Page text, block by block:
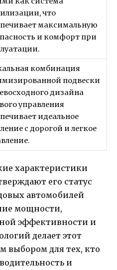
что
максимальную
и комфорт при
комбинация
подвески
дизайна
управления
идеальное
с дорогой и легкое
характеристики
его статус
автомобилей
мощности,
эффективности и
делает этот
выбором для тех, кто
и